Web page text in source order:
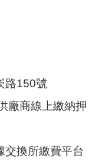
路150號
廠商線上繳納押
交換所繳費平台